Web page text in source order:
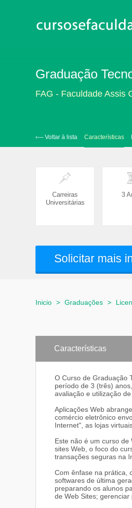
Graduação
FAG - Faculdade Assis
‹— Voltar à lista Características
Carreiras
Universitárias
3
Solicitar mais
Inicio > Graduações >
Características
O Curso de Graduação
período de 3 (três)
avaliação e utilização
Aplicações Web
comércio eletrônico
Internet", as lojas
Este não é um curso
sites Web, o foco do
transações seguras na
Com ênfase na prática,
softwares de última
preparando os alunos
de Web Sites;